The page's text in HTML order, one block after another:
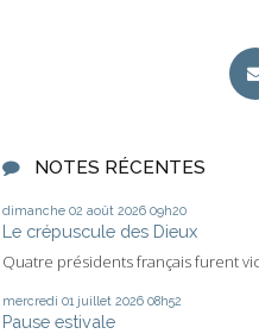
NOTES RÉCENTES
dimanche 02 août 2026 09h20
Le crépuscule des Dieux
Quatre présidents français furent
mercredi 01 juillet 2026 08h52
Pause estivale